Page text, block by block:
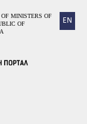
EN
MINISTERS OF
OF